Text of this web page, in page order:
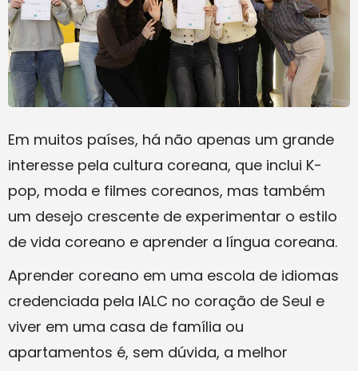
Em muitos países, há não apenas um grande
interesse pela cultura coreana, que inclui K-
pop, moda e filmes coreanos, mas também
um desejo crescente de experimentar o estilo
de vida coreano e aprender a língua coreana.
Aprender coreano em uma escola de idiomas
credenciada pela IALC no coração de Seul e
viver em uma casa de família ou
apartamentos é, sem dúvida, a melhor